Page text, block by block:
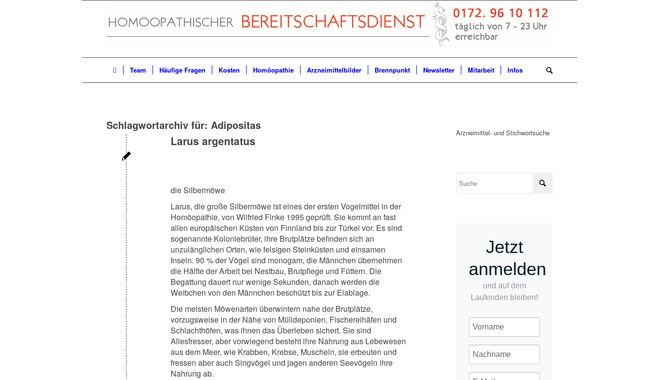
Team Häufige Fragen Kosten Homöopathie Arzneimittelbilder Brennpunkt Newsletter Mitarbeit Infos
Schlagwortarchiv für: Adipositas
Larus argentatus
die Silbermöwe
Larus, die große Silbermöwe ist eines der ersten Vogelmittel in der
Homöopathie, von Wilfried Finke 1995 geprüft. Sie kommt an fast
allen europäischen Küsten von Finnland bis zur Türkei vor. Es sind
sogenannte Koloniebrüter, ihre Brutplätze befinden sich an
unzulänglichen Orten, wie felsigen Steinküsten und einsamen
Inseln. 90 % der Vögel sind monogam, die Männchen übernehmen
die Hälfte der Arbeit bei Nestbau, Brutpflege und Füttern. Die
Begattung dauert nur wenige Sekunden, danach werden die
Weibchen von den Männchen beschützt bis zur Eiablage.
Die meisten Möwenarten überwintern nahe der Brutplätze,
vorzugsweise in der Nähe von Mülldeponien, Fischereihäfen und
Schlachthöfen, was ihnen das Überleben sichert. Sie sind
Allesfresser, aber vorwiegend besteht ihre Nahrung aus Lebewesen
aus dem Meer, wie Krabben, Krebse, Muscheln, sie erbeuten und
fressen aber auch Singvögel und jagen anderen Seevögeln ihre
Nahrung ab.
Arzneimittel- und Stichwortsuche
Jetzt
anmelden
und auf dem
Laufenden bleiben!